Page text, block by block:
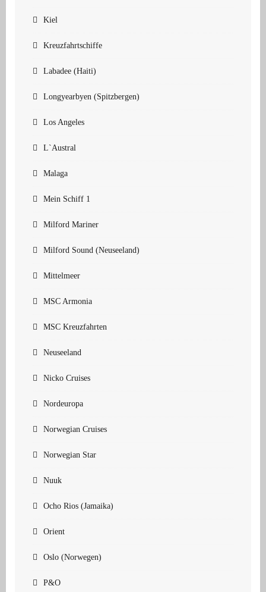
Kiel
Kreuzfahrtschiffe
Labadee (Haiti)
Longyearbyen (Spitzbergen)
Los Angeles
L`Austral
Malaga
Mein Schiff 1
Milford Mariner
Milford Sound (Neuseeland)
Mittelmeer
MSC Armonia
MSC Kreuzfahrten
Neuseeland
Nicko Cruises
Nordeuropa
Norwegian Cruises
Norwegian Star
Nuuk
Ocho Rios (Jamaika)
Orient
Oslo (Norwegen)
P&O